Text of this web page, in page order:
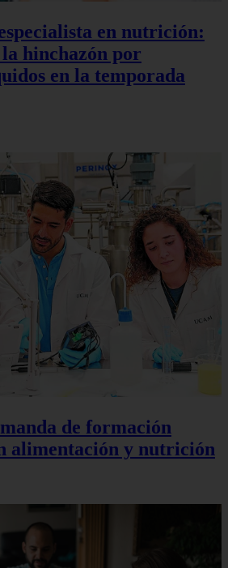
en nutrición:
hinchazón por
en la temporada
de formación
alimentación y nutrición